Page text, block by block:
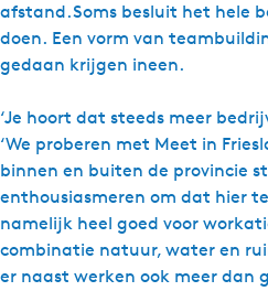
afstand. Soms besluit het hele
doen. Een vorm van
gedaan krijgen ineen.
‘Je hoort dat steeds meer
‘We proberen met Meet in
binnen en buiten de provincie
enthousiasmeren om dat hier
namelijk heel goed voor
combinatie natuur, water en
er naast werken ook meer dan